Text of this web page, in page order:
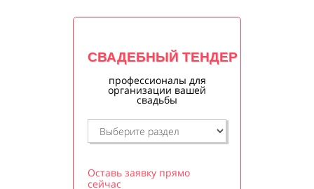
СВАДЕБНЫЙ ТЕНДЕР
профессионалы для
организации вашей
свадьбы
Оставь заявку прямо
сейчас